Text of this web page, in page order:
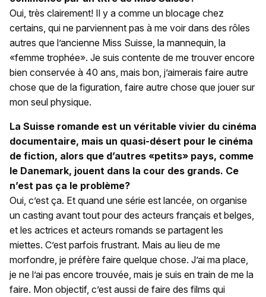
Oui, très clairement! Il y a comme un blocage chez
certains, qui ne parviennent pas à me voir dans des rôles
autres que l’ancienne Miss Suisse, la mannequin, la
«femme trophée». Je suis contente de me trouver encore
bien conservée à 40 ans, mais bon, j’aimerais faire autre
chose que de la figuration, faire autre chose que jouer sur
mon seul physique.
La Suisse romande est un véritable vivier du cinéma
documentaire, mais un quasi-désert pour le cinéma
de fiction, alors que d’autres «petits» pays, comme
le Danemark, jouent dans la cour des grands. Ce
n’est pas ça le problème?
Oui, c’est ça. Et quand une série est lancée, on organise
un casting avant tout pour des acteurs français et belges,
et les actrices et acteurs romands se partagent les
miettes. C’est parfois frustrant. Mais au lieu de me
morfondre, je préfère faire quelque chose. J’ai ma place,
je ne l’ai pas encore trouvée, mais je suis en train de me la
faire. Mon objectif, c’est aussi de faire des films qui